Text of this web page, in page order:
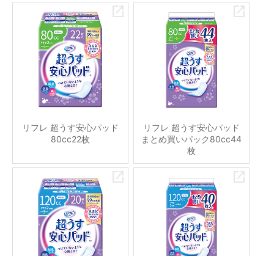
リフレ 超うす安心パッド
80cc22枚
リフレ 超うす安心パッド
まとめ買いパック80cc44
枚